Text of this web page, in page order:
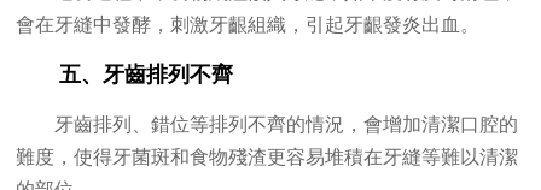
會在牙縫中發酵，刺激牙齦組織，引起牙齦發炎出血。
五、牙齒排列不齊
牙齒排列、錯位等排列不齊的情況，會增加清潔口腔的
難度，使得牙菌斑和食物殘渣更容易堆積在牙縫等難以清潔